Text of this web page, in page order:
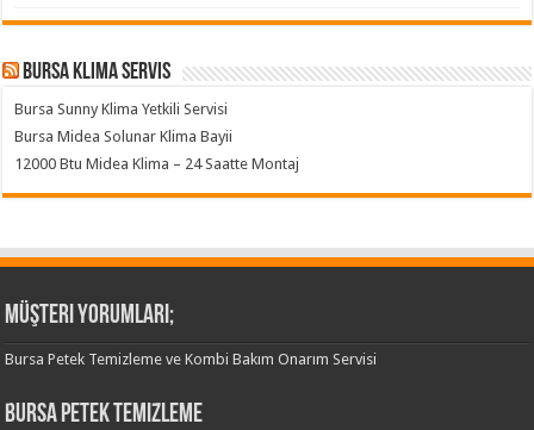
Bursa klima servis
Bursa Sunny Klima Yetkili Servisi
Bursa Midea Solunar Klima Bayii
12000 Btu Midea Klima – 24 Saatte Montaj
Müşteri Yorumları;
Bursa Petek Temizleme ve Kombi Bakım Onarım Servisi
Bursa Petek Temizleme